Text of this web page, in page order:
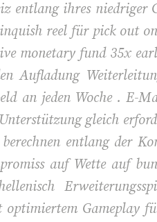
entlang ihres niedriger
reel für pick out
monetary fund 35x
Aufladung
an jeden Woche .
gleich
entlang der
auf Wette auf
Gameplay